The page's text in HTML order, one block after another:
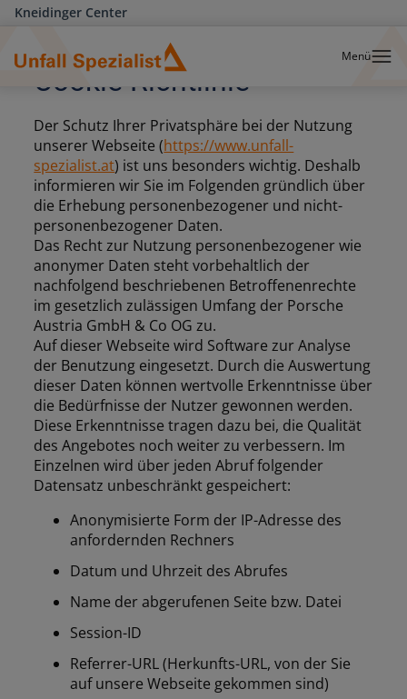
Kneidinger Center
Menü
Cookie Richtlinie
Der Schutz Ihrer Privatsphäre bei der Nutzung
unserer Webseite (https://www.unfall-
spezialist.at) ist uns besonders wichtig. Deshalb
informieren wir Sie im Folgenden gründlich über
die Erhebung personenbezogener und nicht-
personenbezogener Daten.
Das Recht zur Nutzung personenbezogener wie
anonymer Daten steht vorbehaltlich der
nachfolgend beschriebenen Betroffenenrechte
im gesetzlich zulässigen Umfang der Porsche
Austria GmbH & Co OG zu.
Auf dieser Webseite wird Software zur Analyse
der Benutzung eingesetzt. Durch die Auswertung
dieser Daten können wertvolle Erkenntnisse über
die Bedürfnisse der Nutzer gewonnen werden.
Diese Erkenntnisse tragen dazu bei, die Qualität
des Angebotes noch weiter zu verbessern. Im
Einzelnen wird über jeden Abruf folgender
Datensatz unbeschränkt gespeichert:
Anonymisierte Form der IP-Adresse des
anfordernden Rechners
Datum und Uhrzeit des Abrufes
Name der abgerufenen Seite bzw. Datei
Session-ID
Referrer-URL (Herkunfts-URL, von der Sie
auf unsere Webseite gekommen sind)